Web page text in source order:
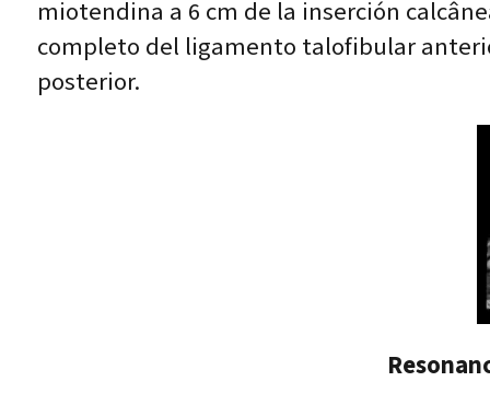
miotendina a 6 cm de la inserción
completo del ligamento talofibular
posterior.